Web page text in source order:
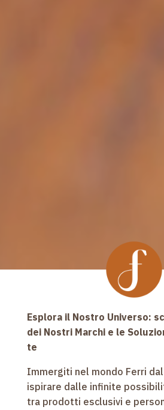
Esplora il Nostro Universo:
dei Nostri Marchi e le
te
Immergiti nel mondo Ferri
ispirare dalle infinite
tra prodotti esclusivi e